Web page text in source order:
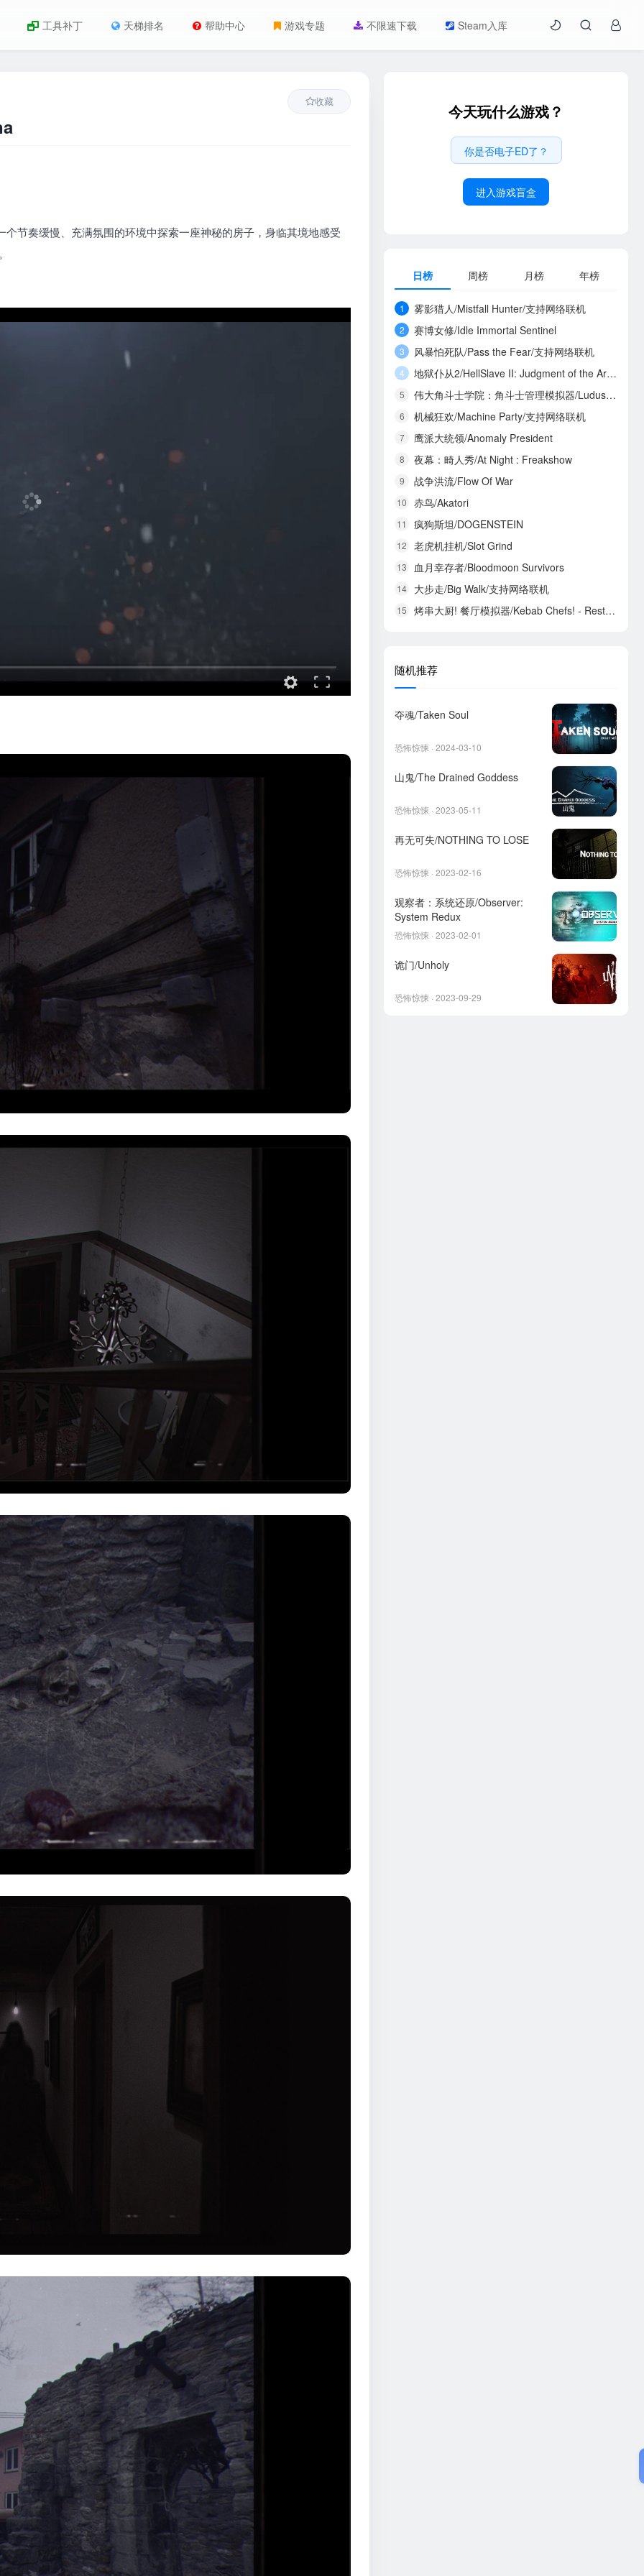
工具补丁 天梯排名 帮助中心 游戏专题 不限速下载 Steam入库
收藏
节奏缓慢、充满氛围的环境中探索一座神秘的房子，身临其境地感受
今天玩什么游戏？
你是否电子ED了？
进入游戏盲盒
日榜 周榜 月榜 年榜
1 雾影猎人/Mistfall Hunter/支持网络联机
2 赛博女修/Idle Immortal Sentinel
3 风暴怕死队/Pass the Fear/支持网络联机
4 地狱仆从2/HellSlave II: Judgment of the Archon
5 伟大角斗士学院：角斗士管理模拟器/Ludus Magnatus: Gladiator Manager Simulator
6 机械狂欢/Machine Party/支持网络联机
7 鹰派大统领/Anomaly President
8 夜幕：畸人秀/At Night : Freakshow
9 战争洪流/Flow Of War
10 赤鸟/Akatori
11 疯狗斯坦/DOGENSTEIN
12 老虎机挂机/Slot Grind
13 血月幸存者/Bloodmoon Survivors
14 大步走/Big Walk/支持网络联机
15 烤串大厨! 餐厅模拟器/Kebab Chefs! - Restaurant Simulator/支持网络联机
随机推荐
夺魂/Taken Soul
恐怖惊悚 · 2024-03-10
山鬼/The Drained Goddess
恐怖惊悚 · 2023-05-11
再无可失/NOTHING TO LOSE
恐怖惊悚 · 2023-02-16
观察者：系统还原/Observer:
System Redux
恐怖惊悚 · 2023-02-01
诡门/Unholy
恐怖惊悚 · 2023-09-29